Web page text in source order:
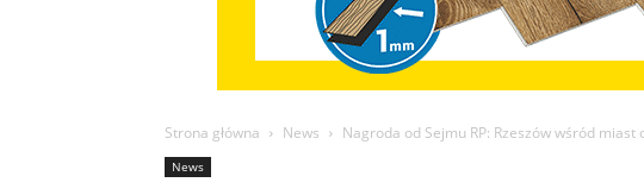
Strona główna News Nagroda od Sejmu RP: Rzeszów wśród
News